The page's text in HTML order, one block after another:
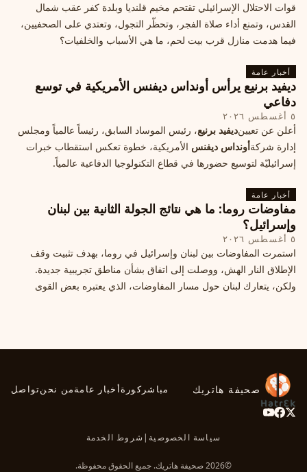
قوات الاحتلال الإسرائيلي تقتحم مخيم قلنديا وبلدة كفر عقب شمال
القدس، وتمنع أداء صلاة الفجر، وتحظّر التجول، وتعتدي على الصحفيين،
فيما هدمت منازل قرب بيت لحم، ما هي الأسباب والخلفيات؟
أخبار عامة
ديفيد برنيع يرأس أونداس ديفنس الأمريكية في توسع
دفاعي
٥ أغسطس ٢٠٢٦
أعلن عن تعيينديفيد برنيع، رئيس الموساد السابق، رئيساً عالمياً ومجلس
إدارة شركةأونداس ديفنس الأمريكية، خطوة تعكس استقطاب خبرات
إسرائيليّة لتوسيع حضورها في قطاع التكنولوجيا الدفاعية عالمياً.
أخبار عامة
مفاوضات روما: ما هي نتائج الجولة الثانية بين لبنان
وإسرائيل؟
٥ أغسطس ٢٠٢٦
استمرت المفاوضات بين لبنان وإسرائيل في روما، بهدف تثبيت وقف
الإطلاق النار الهش، ووصلت إلى اتفاق بشأن مناطق تجريبية جديدة.
ولكن، يتعارك لبنان حول مسار المفاوضات، الذي يعتبره بعض القوى
صحيفة هاتريك مباشر كورةأخبار عامةمن نحنتواصل
سياسة الخصوصية | شروط الخدمة
©2026 صحيفة هاتريك. جميع الحقوق محفوظة.